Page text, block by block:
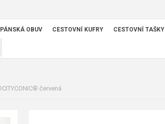
PÁNSKÁ OBUV CESTOVNÍ KUFRY CESTOVNÍ TAŠKY
červená